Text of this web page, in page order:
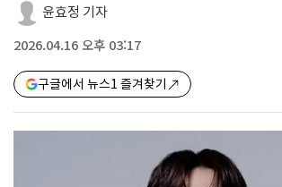
윤효정 기자
2026.04.16 오후 03:17
구글에서 뉴스1 즐겨찾기